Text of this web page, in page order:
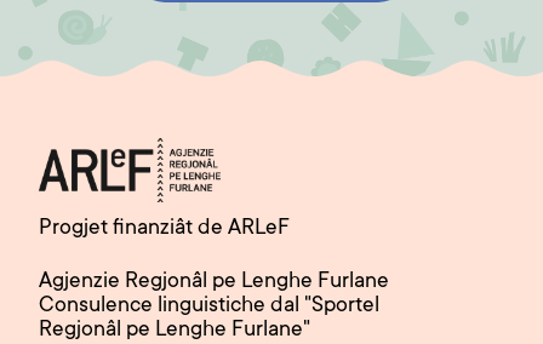
Progjet finanziât de ARLeF
Agjenzie Regjonâl pe Lenghe Furlane
Consulence linguistiche dal "Sportel
Regjonâl pe Lenghe Furlane"